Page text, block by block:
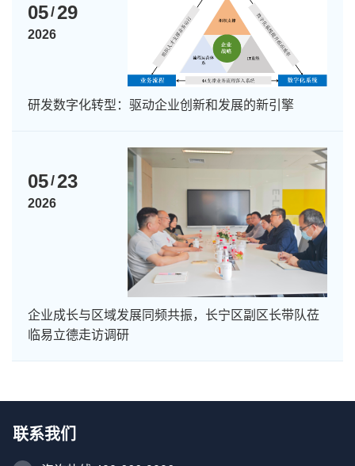
05/29
2026
研发数字化转型：驱动企业创新和发展的新引擎
05/23
2026
企业成长与区域发展同频共振，长宁区副区长带队莅
临易立德走访调研
联系我们